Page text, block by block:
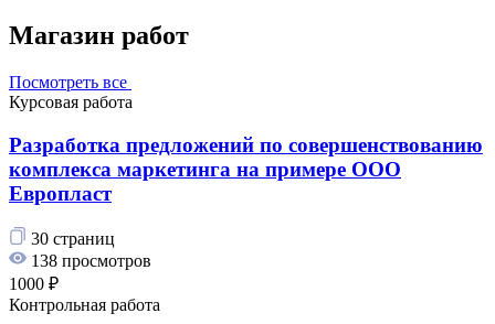
Магазин работ
Посмотреть все
Курсовая работа
Разработка предложений по совершенствованию
комплекса маркетинга на примере ООО
Европласт
30 страниц
138 просмотров
1000 ₽
Контрольная работа